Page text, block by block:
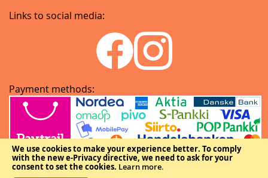
We use cookies to make your experience better. To comply
with the new e-Privacy directive, we need to ask for your
consent to set the cookies. Learn more.
Links to social media:
Payment methods: